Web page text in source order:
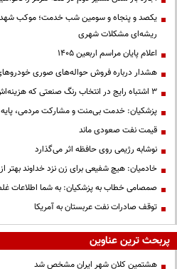
یکصد و پنجاه و سومین شب خدمت؛ موکب
ریشه‌ای مشکلات شهری
اعلام پایان مراسم اربعین ۱۴۰۵
هشدار درباره فروش حواله‌های صوری
3 اشتباه رایج در انتخاب رنگ صنعتی که هزینه‌اش را سال‌ها می‌پردازید...
پزشکیان: خدمت بی‌منت و مشارکت مردمی،
قیمت نفت صعودی ماند
نوشابه رژیمی روی حافظه اثر می‌گذارد
خادمیان: هیچ شفیعی برای زن نزد خداوند
صمصامی خطاب به پزشکیان: به شما اطلاعات
توقف صادرات نفت عربستان به آمریکا
پربحث ترین عناوین
هشتمین کلان شهر ایران مشخص شد